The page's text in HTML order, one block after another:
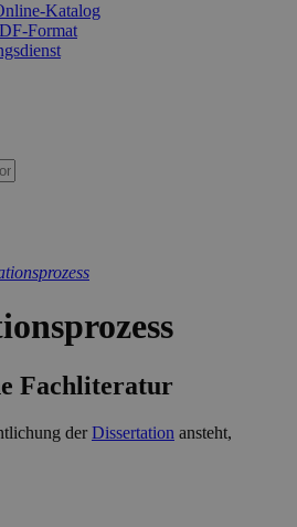
Katalog
Format
Fachliteratur
derDissertation ansteht,